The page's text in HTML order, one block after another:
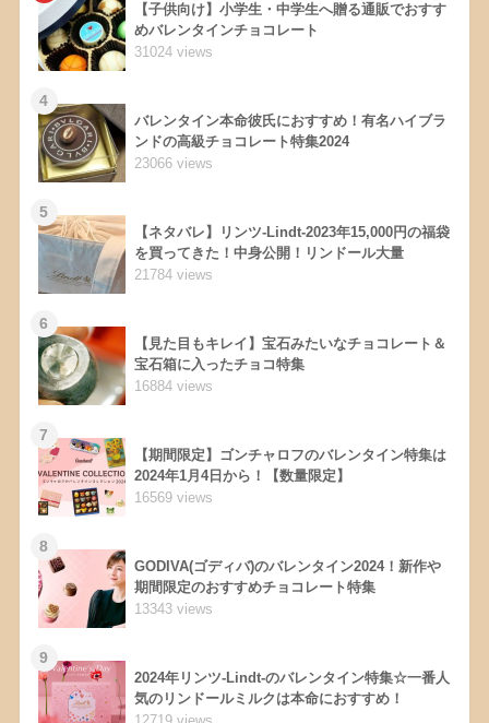
【子供向け】小学生・中学生へ贈る通販でおすす
めバレンタインチョコレート
31024 views
4
バレンタイン本命彼氏におすすめ！有名ハイブラ
ンドの高級チョコレート特集2024
23066 views
5
【ネタバレ】リンツ-Lindt-2023年15,000円の福袋
を買ってきた！中身公開！リンドール大量
21784 views
6
【見た目もキレイ】宝石みたいなチョコレート＆
宝石箱に入ったチョコ特集
16884 views
7
【期間限定】ゴンチャロフのバレンタイン特集は
2024年1月4日から！【数量限定】
16569 views
8
GODIVA(ゴディバ)のバレンタイン2024！新作や
期間限定のおすすめチョコレート特集
13343 views
9
2024年リンツ-Lindt-のバレンタイン特集☆一番人
気のリンドールミルクは本命におすすめ！